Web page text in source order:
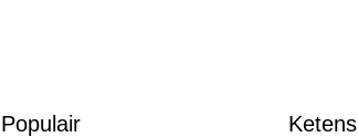
Populair Ketens